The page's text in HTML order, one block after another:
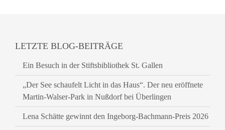
LETZTE BLOG-BEITRÄGE
Ein Besuch in der Stiftsbibliothek St. Gallen
„Der See schaufelt Licht in das Haus“. Der neu eröffnete
Martin-Walser-Park in Nußdorf bei Überlingen
Lena Schätte gewinnt den Ingeborg-Bachmann-Preis 2026